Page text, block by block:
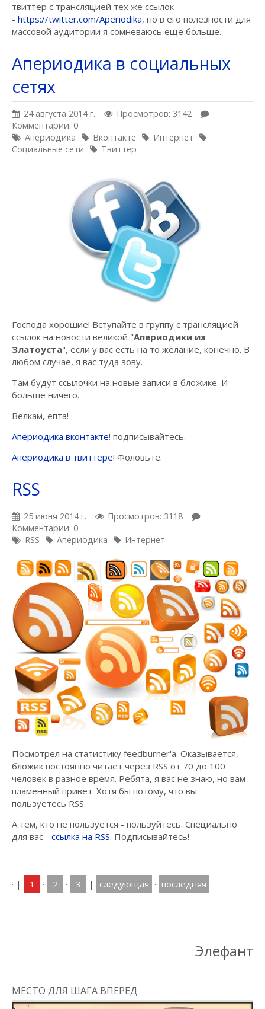
твиттер с трансляцией тех же ссылок
- https://twitter.com/Aperiodika, но в его полезности для
массовой аудитории я сомневаюсь еще больше.
Апериодика в социальных
сетях
24 августа 2014 г.
Просмотров: 3142
Комментарии: 0
Апериодика
Вконтакте
Интернет
Социальные сети
Твиттер
Господа хорошие! Вступайте в группу с трансляцией
ссылок на новости великой "Апериодики из
Златоуста", если у вас есть на то желание, конечно. В
любом случае, я вас туда зову.
Там будут ссылочки на новые записи в бложике. И
больше ничего.
Велкам, епта!
Апериодика вконтакте! подписывайтесь.
Апериодика в твиттере! Фоловьте.
RSS
25 июня 2014 г.
Просмотров: 3118
Комментарии: 0
RSS
Апериодика Интернет
Посмотрел на статистику feedburner'а. Оказывается,
бложик постоянно читает через RSS от 70 до 100
человек в разное время. Ребята, я вас не знаю, но вам
пламенный привет. Хотя бы потому, что вы
пользуетесь RSS.
А тем, кто не пользуется - пользуйтесь. Специально
для вас - ссылка на RSS. Подписывайтесь!
· | 1 · 2 · 3 | следующая · последняя
Элефант
МЕСТО ДЛЯ ШАГА ВПЕРЕД